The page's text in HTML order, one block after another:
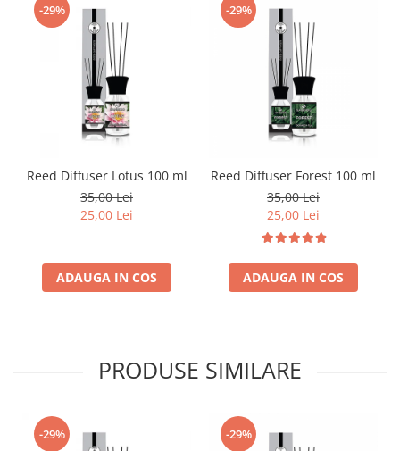
-29%
Reed Diffuser Lotus 100 ml
35,00 Lei
25,00 Lei
ADAUGA IN COS
-29%
Reed Diffuser Forest 100 ml
35,00 Lei
25,00 Lei
ADAUGA IN COS
PRODUSE SIMILARE
-29% -29%